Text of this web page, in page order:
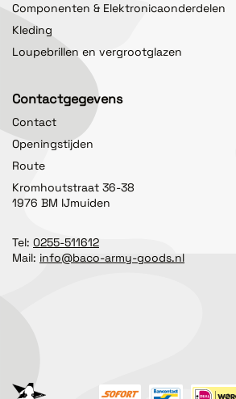
Componenten & Elektronicaonderdelen
Kleding
Loupebrillen en vergrootglazen
Contactgegevens
Contact
Openingstijden
Route
Kromhoutstraat 36-38
1976 BM IJmuiden
Tel: 0255-511612
Mail: info@baco-army-goods.nl